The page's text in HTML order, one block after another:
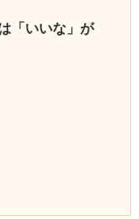
「いいな」が